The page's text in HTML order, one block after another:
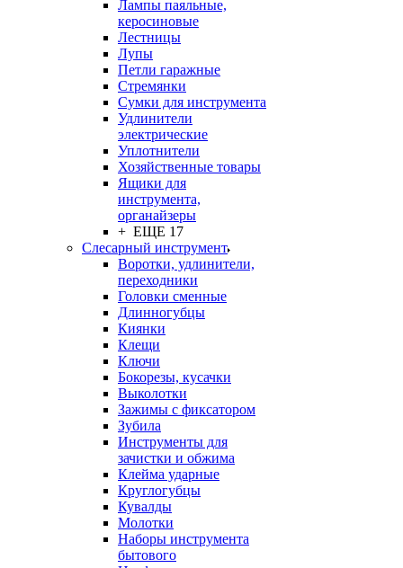
Лампы паяльные,
керосиновые
Лестницы
Лупы
Петли гаражные
Стремянки
Сумки для инструмента
Удлинители
электрические
Уплотнители
Хозяйственные товары
Ящики для
инструмента,
органайзеры
+ ЕЩЕ 17
Слесарный инструмент
Воротки, удлинители,
переходники
Головки сменные
Длинногубцы
Киянки
Клещи
Ключи
Бокорезы, кусачки
Выколотки
Зажимы с фиксатором
Зубила
Инструменты для
зачистки и обжима
Клейма ударные
Круглогубцы
Кувалды
Молотки
Наборы инструмента
бытового